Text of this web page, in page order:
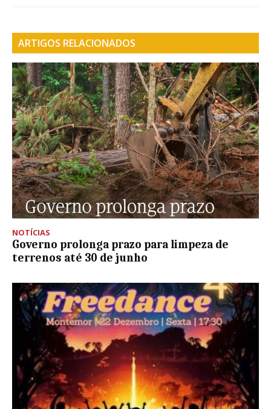
ARTIGOS RELACIONADOS
NOTÍCIAS
Governo prolonga prazo para limpeza de
terrenos até 30 de junho